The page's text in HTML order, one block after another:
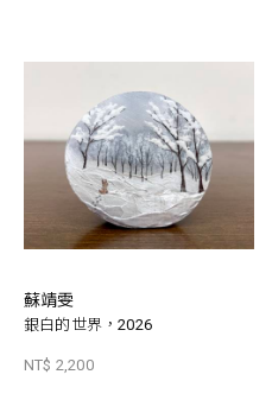
蘇靖雯
銀白的世界，2026
NT$ 2,200